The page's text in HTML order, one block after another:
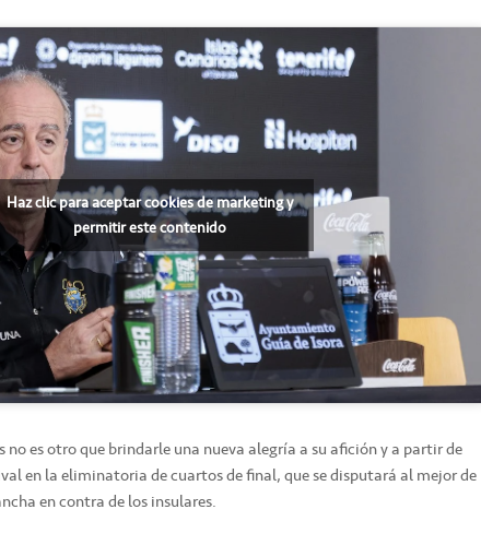
Haz clic para aceptar cookies de marketing y
permitir este contenido
es otro que brindarle una nueva alegría a su afición y a partir de
en la eliminatoria de cuartos de final, que se disputará al mejor de
en contra de los insulares.